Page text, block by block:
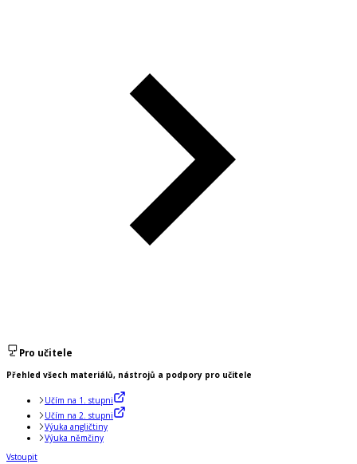
Pro učitele
Přehled všech materiálů, nástrojů a podpory pro učitele
Učím na 1. stupni
Učím na 2. stupni
Výuka angličtiny
Výuka němčiny
Vstoupit